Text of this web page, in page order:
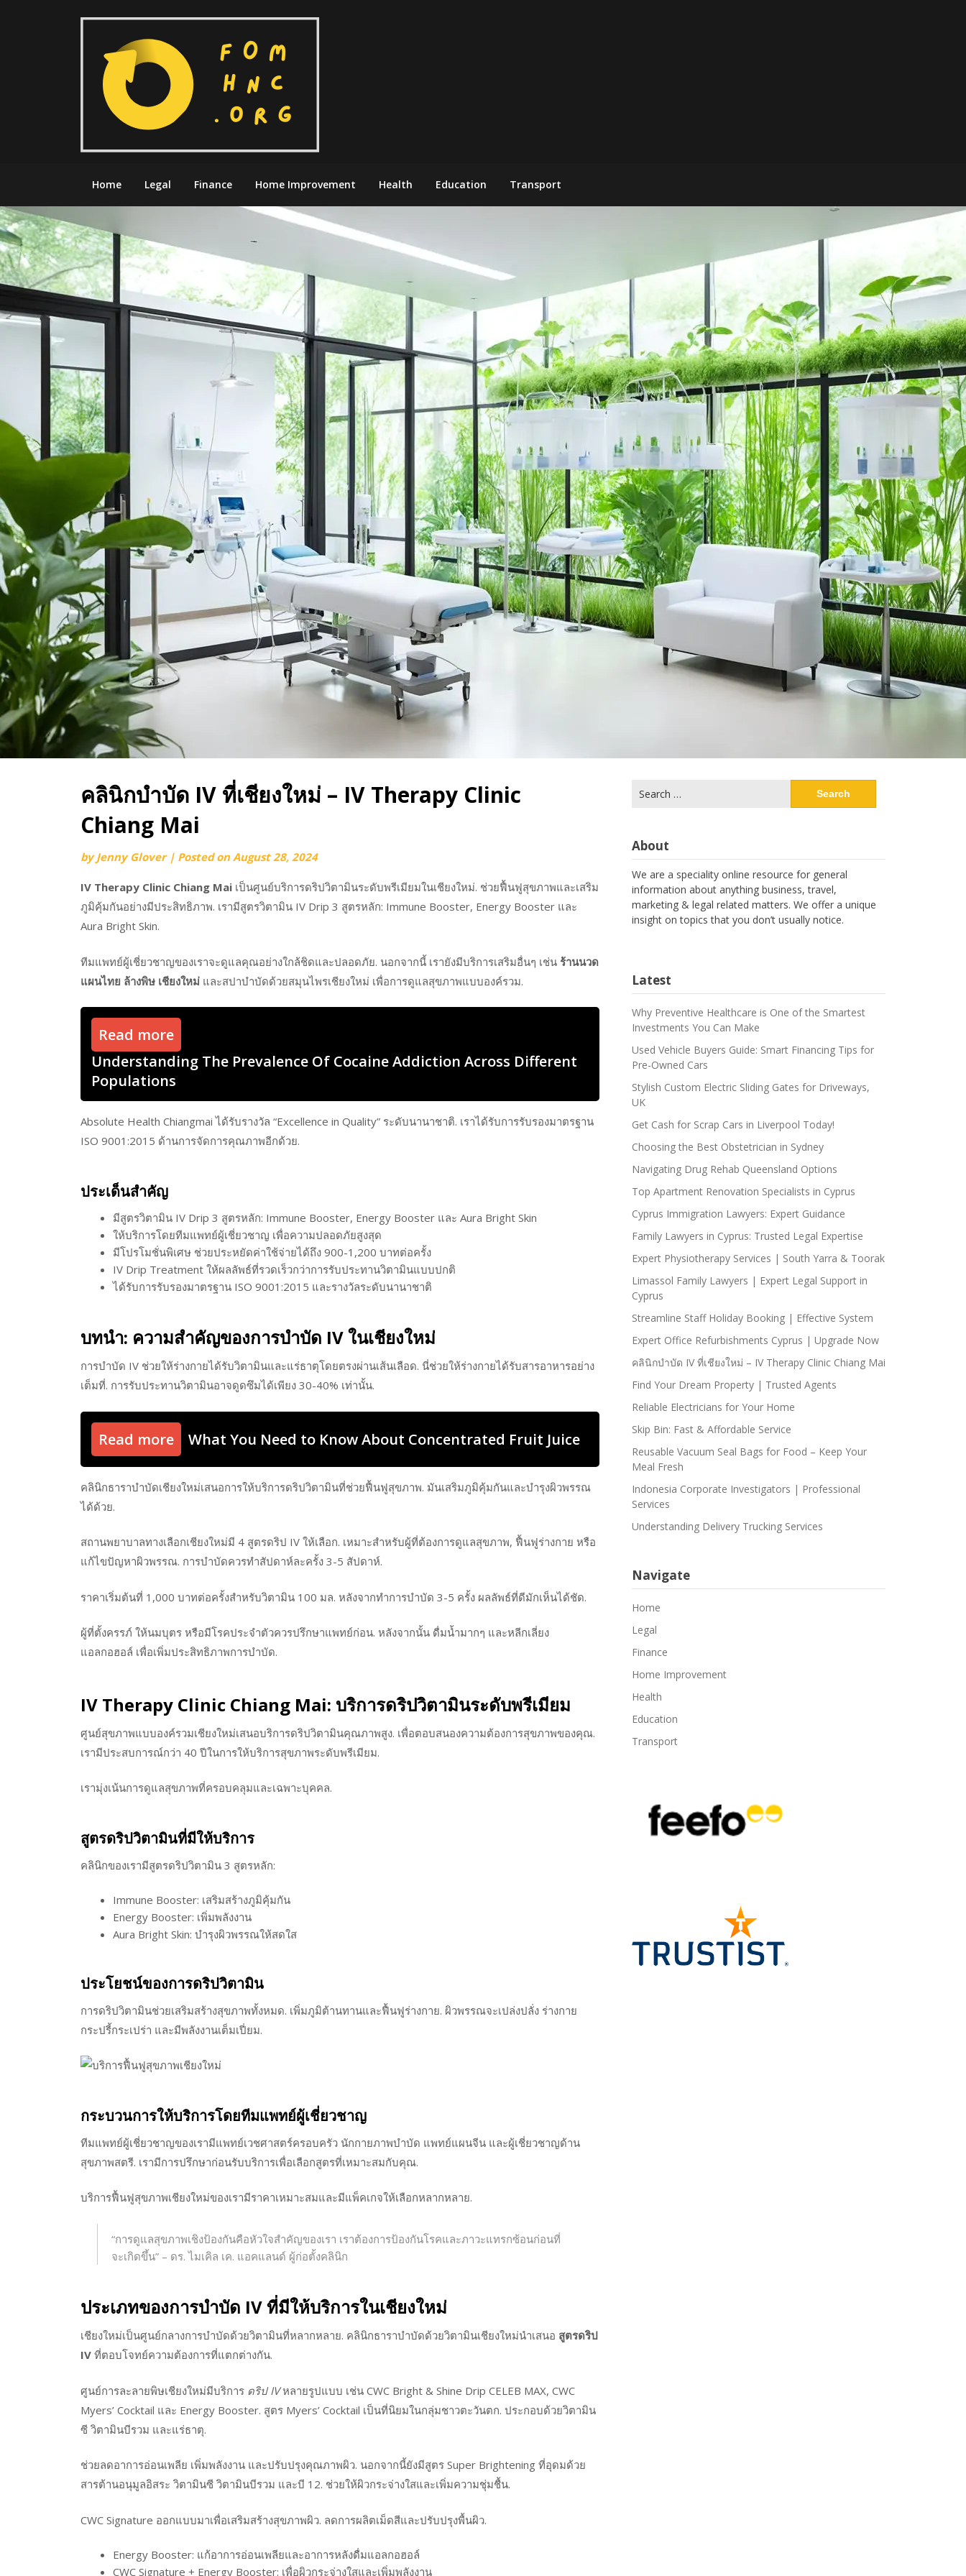
Home Legal Finance Home Improvement Health Education Transport
คลินิกบำบัด IV ที่เชียงใหม่ – IV Therapy Clinic
Chiang Mai
byJenny Glover | Posted onAugust 28, 2024
IV Therapy Clinic Chiang Mai เป็นศูนย์บริการดริปวิตามินระดับพรีเมียมในเชียงใหม่. ช่วยฟื้นฟูสุขภาพและเสริม
ภูมิคุ้มกันอย่างมีประสิทธิภาพ. เรามีสูตรวิตามิน IV Drip 3 สูตรหลัก: Immune Booster, Energy Booster และ
Aura Bright Skin.
ทีมแพทย์ผู้เชี่ยวชาญของเราจะดูแลคุณอย่างใกล้ชิดและปลอดภัย. นอกจากนี้ เรายังมีบริการเสริมอื่นๆ เช่น ร้านนวด
แผนไทย ล้างพิษ เชียงใหม่ และสปาบำบัดด้วยสมุนไพรเชียงใหม่ เพื่อการดูแลสุขภาพแบบองค์รวม.
Read more
Understanding The Prevalence Of Cocaine Addiction Across Different
Populations
Absolute Health Chiangmai ได้รับรางวัล “Excellence in Quality” ระดับนานาชาติ. เราได้รับการรับรองมาตรฐาน
ISO 9001:2015 ด้านการจัดการคุณภาพอีกด้วย.
ประเด็นสำคัญ
มีสูตรวิตามิน IV Drip 3 สูตรหลัก: Immune Booster, Energy Booster และ Aura Bright Skin
ให้บริการโดยทีมแพทย์ผู้เชี่ยวชาญ เพื่อความปลอดภัยสูงสุด
มีโปรโมชั่นพิเศษ ช่วยประหยัดค่าใช้จ่ายได้ถึง 900-1,200 บาทต่อครั้ง
IV Drip Treatment ให้ผลลัพธ์ที่รวดเร็วกว่าการรับประทานวิตามินแบบปกติ
ได้รับการรับรองมาตรฐาน ISO 9001:2015 และรางวัลระดับนานาชาติ
บทนำ: ความสำคัญของการบำบัด IV ในเชียงใหม่
การบำบัด IV ช่วยให้ร่างกายได้รับวิตามินและแร่ธาตุโดยตรงผ่านเส้นเลือด. นี่ช่วยให้ร่างกายได้รับสารอาหารอย่าง
เต็มที่. การรับประทานวิตามินอาจดูดซึมได้เพียง 30-40% เท่านั้น.
Read more What You Need to Know About Concentrated Fruit Juice
คลินิกธาราบำบัดเชียงใหม่เสนอการให้บริการดริปวิตามินที่ช่วยฟื้นฟูสุขภาพ. มันเสริมภูมิคุ้มกันและบำรุงผิวพรรณ
ได้ด้วย.
สถานพยาบาลทางเลือกเชียงใหม่มี 4 สูตรดริป IV ให้เลือก. เหมาะสำหรับผู้ที่ต้องการดูแลสุขภาพ, ฟื้นฟูร่างกาย หรือ
แก้ไขปัญหาผิวพรรณ. การบำบัดควรทำสัปดาห์ละครั้ง 3-5 สัปดาห์.
ราคาเริ่มต้นที่ 1,000 บาทต่อครั้งสำหรับวิตามิน 100 มล. หลังจากทำการบำบัด 3-5 ครั้ง ผลลัพธ์ที่ดีมักเห็นได้ชัด.
ผู้ที่ตั้งครรภ์ ให้นมบุตร หรือมีโรคประจำตัวควรปรึกษาแพทย์ก่อน. หลังจากนั้น ดื่มน้ำมากๆ และหลีกเลี่ยง
แอลกอฮอล์ เพื่อเพิ่มประสิทธิภาพการบำบัด.
IV Therapy Clinic Chiang Mai: บริการดริปวิตามินระดับพรีเมียม
ศูนย์สุขภาพแบบองค์รวมเชียงใหม่เสนอบริการดริปวิตามินคุณภาพสูง. เพื่อตอบสนองความต้องการสุขภาพของคุณ.
เรามีประสบการณ์กว่า 40 ปีในการให้บริการสุขภาพระดับพรีเมียม.
เรามุ่งเน้นการดูแลสุขภาพที่ครอบคลุมและเฉพาะบุคคล.
สูตรดริปวิตามินที่มีให้บริการ
คลินิกของเรามีสูตรดริปวิตามิน 3 สูตรหลัก:
Immune Booster: เสริมสร้างภูมิคุ้มกัน
Energy Booster: เพิ่มพลังงาน
Aura Bright Skin: บำรุงผิวพรรณให้สดใส
ประโยชน์ของการดริปวิตามิน
การดริปวิตามินช่วยเสริมสร้างสุขภาพทั้งหมด. เพิ่มภูมิต้านทานและฟื้นฟูร่างกาย. ผิวพรรณจะเปล่งปลั่ง ร่างกาย
กระปรี้กระเปร่า และมีพลังงานเต็มเปี่ยม.
กระบวนการให้บริการโดยทีมแพทย์ผู้เชี่ยวชาญ
ทีมแพทย์ผู้เชี่ยวชาญของเรามีแพทย์เวชศาสตร์ครอบครัว นักกายภาพบำบัด แพทย์แผนจีน และผู้เชี่ยวชาญด้าน
สุขภาพสตรี. เรามีการปรึกษาก่อนรับบริการเพื่อเลือกสูตรที่เหมาะสมกับคุณ.
บริการฟื้นฟูสุขภาพเชียงใหม่ของเรามีราคาเหมาะสมและมีแพ็คเกจให้เลือกหลากหลาย.
“การดูแลสุขภาพเชิงป้องกันคือหัวใจสำคัญของเรา เราต้องการป้องกันโรคและภาวะแทรกซ้อนก่อนที่
จะเกิดขึ้น” – ดร. ไมเคิล เค. แอคแลนด์ ผู้ก่อตั้งคลินิก
ประเภทของการบำบัด IV ที่มีให้บริการในเชียงใหม่
เชียงใหม่เป็นศูนย์กลางการบำบัดด้วยวิตามินที่หลากหลาย. คลินิกธาราบำบัดด้วยวิตามินเชียงใหม่นำเสนอ สูตรดริป
IV ที่ตอบโจทย์ความต้องการที่แตกต่างกัน.
ศูนย์การละลายพิษเชียงใหม่มีบริการ ดริป IVหลายรูปแบบ เช่น CWC Bright & Shine Drip CELEB MAX, CWC
Myers’ Cocktail และ Energy Booster. สูตร Myers’ Cocktail เป็นที่นิยมในกลุ่มชาวตะวันตก. ประกอบด้วยวิตามิน
ซี วิตามินบีรวม และแร่ธาตุ.
ช่วยลดอาการอ่อนเพลีย เพิ่มพลังงาน และปรับปรุงคุณภาพผิว. นอกจากนี้ยังมีสูตร Super Brightening ที่อุดมด้วย
สารต้านอนุมูลอิสระ วิตามินซี วิตามินบีรวม และบี 12. ช่วยให้ผิวกระจ่างใสและเพิ่มความชุ่มชื้น.
CWC Signature ออกแบบมาเพื่อเสริมสร้างสุขภาพผิว. ลดการผลิตเม็ดสีและปรับปรุงพื้นผิว.
Energy Booster: แก้อาการอ่อนเพลียและอาการหลังดื่มแอลกอฮอล์
CWC Signature + Energy Booster: เพื่อผิวกระจ่างใสและเพิ่มพลังงาน
for:
About
We are a speciality online resource for general
information about anything business, travel,
marketing & legal related matters. We offer a unique
insight on topics that you don’t usually notice.
Latest
Why Preventive Healthcare is One of the Smartest
Investments You Can Make
Used Vehicle Buyers Guide: Smart Financing Tips for
Pre-Owned Cars
Stylish Custom Electric Sliding Gates for Driveways,
UK
Get Cash for Scrap Cars in Liverpool Today!
Choosing the Best Obstetrician in Sydney
Navigating Drug Rehab Queensland Options
Top Apartment Renovation Specialists in Cyprus
Cyprus Immigration Lawyers: Expert Guidance
Family Lawyers in Cyprus: Trusted Legal Expertise
Expert Physiotherapy Services | South Yarra & Toorak
Limassol Family Lawyers | Expert Legal Support in
Cyprus
Streamline Staff Holiday Booking | Effective System
Expert Office Refurbishments Cyprus | Upgrade Now
คลินิกบำบัด IV ที่เชียงใหม่ – IV Therapy Clinic Chiang Mai
Find Your Dream Property | Trusted Agents
Reliable Electricians for Your Home
Skip Bin: Fast & Affordable Service
Reusable Vacuum Seal Bags for Food – Keep Your
Meal Fresh
Indonesia Corporate Investigators | Professional
Services
Understanding Delivery Trucking Services
Navigate
Home
Legal
Finance
Home Improvement
Health
Education
Transport